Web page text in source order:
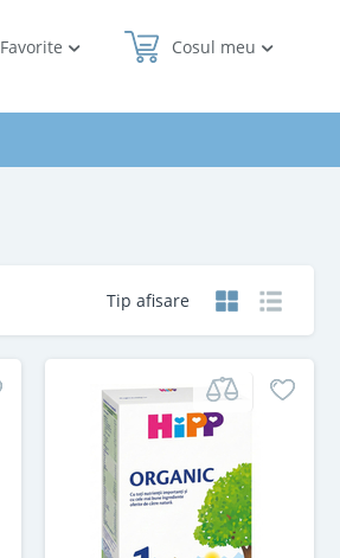
Cosul meu
Favorite
Tip afisare